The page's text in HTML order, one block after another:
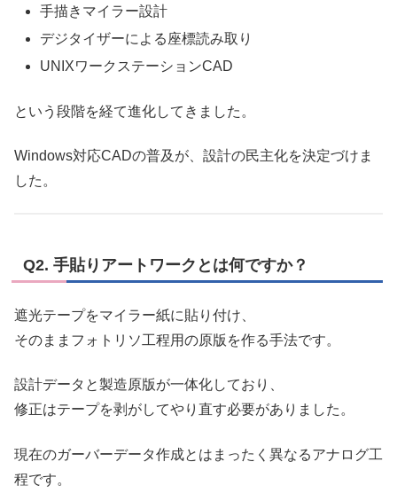
手描きマイラー設計
デジタイザーによる座標読み取り
UNIXワークステーションCAD
という段階を経て進化してきました。
Windows対応CADの普及が、設計の民主化を決定づけま
した。
Q2. 手貼りアートワークとは何ですか？
遮光テープをマイラー紙に貼り付け、
そのままフォトリソ工程用の原版を作る手法です。
設計データと製造原版が一体化しており、
修正はテープを剥がしてやり直す必要がありました。
現在のガーバーデータ作成とはまったく異なるアナログ工
程です。